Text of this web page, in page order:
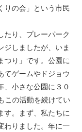
りの会」という市民
り、プレーパーク
ジしましたが、いま
つり」です。公園に
てゲームやドジョウ
、小さな公園に３０
この活動を続けてい
す。まず、私たちに
わりました。年に一